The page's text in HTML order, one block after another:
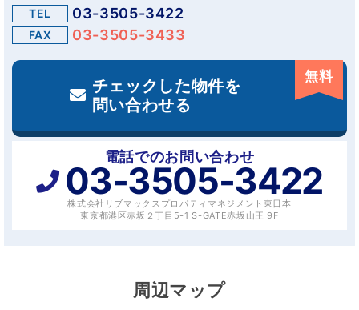
TEL
03-3505-3422
FAX 03-3505-3433
チェックした物件を
問い合わせる
無料
電話でのお問い合わせ
03-3505-3422
株式会社リブマックスプロパティマネジメント東日本
東京都港区赤坂２丁目5-1 S-GATE赤坂山王 9F
周辺マップ